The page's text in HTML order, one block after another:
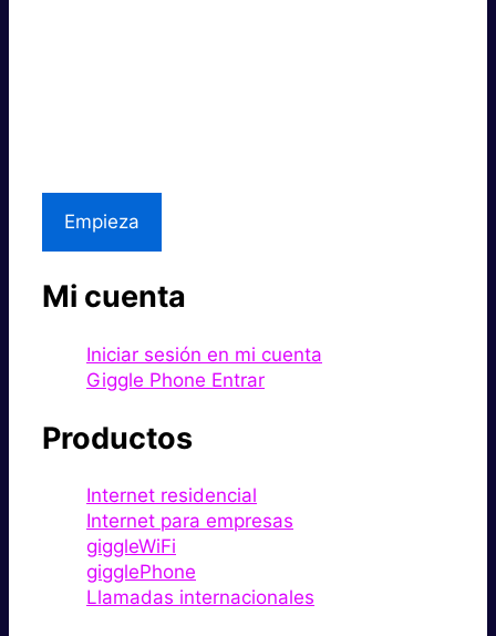
Empieza
Mi cuenta
Iniciar sesión en mi cuenta
Giggle Phone Entrar
Productos
Internet residencial
Internet para empresas
giggleWiFi
gigglePhone
Llamadas internacionales